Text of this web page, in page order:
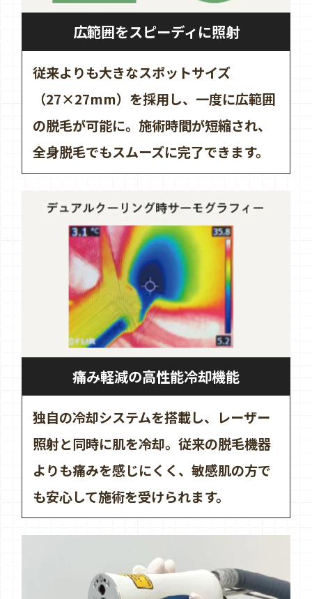
広範囲をスピーディに照射
従来よりも大きなスポットサイズ
（27×27mm）を採用し、一度に広範囲
の脱毛が可能に。施術時間が短縮され、
全身脱毛でもスムーズに完了できます。
痛み軽減の高性能冷却機能
独自の冷却システムを搭載し、レーザー
照射と同時に肌を冷却。従来の脱毛機器
よりも痛みを感じにくく、敏感肌の方で
も安心して施術を受けられます。